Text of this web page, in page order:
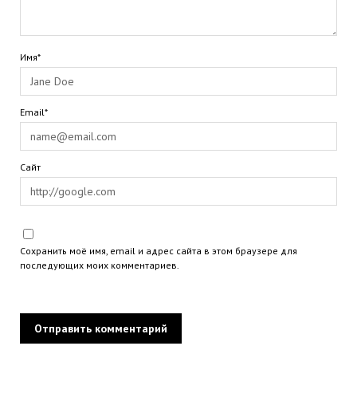
Имя*
Email*
Сайт
Сохранить моё имя, email и адрес сайта в этом браузере для
последующих моих комментариев.